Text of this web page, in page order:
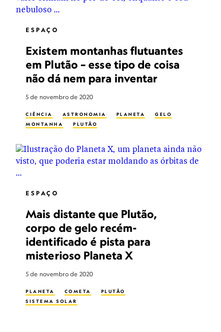
ESPAÇO
Existem montanhas flutuantes
em Plutão – esse tipo de coisa
não dá nem para inventar
5 de novembro de 2020
CIÊNCIA ASTRONOMIA PLANETA
GELO
MONTANHA
PLUTÃO
ESPAÇO
Mais distante que Plutão,
corpo de gelo recém-
identificado é pista para
misterioso Planeta X
5 de novembro de 2020
PLANETA COMETA
PLUTÃO
SISTEMA SOLAR